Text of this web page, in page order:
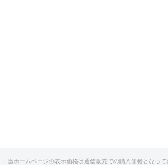
・当ホームページの表示価格は通信販売での購入価格となって